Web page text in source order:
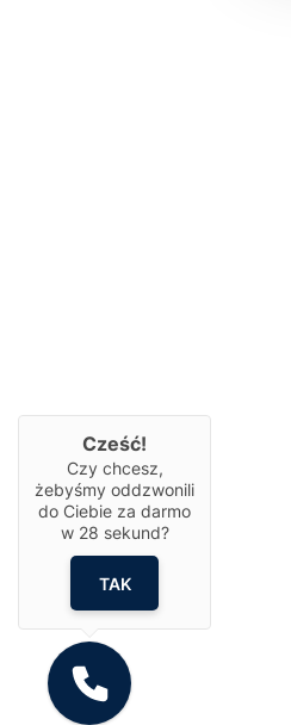
Cześć!
Czy chcesz,
żebyśmy oddzwonili
do Ciebie za darmo
w 28 sekund?
TAK